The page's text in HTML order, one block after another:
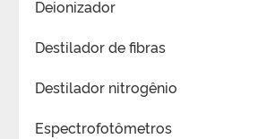
Deionizador
Destilador de fibras
Destilador nitrogênio
Espectrofotômetros